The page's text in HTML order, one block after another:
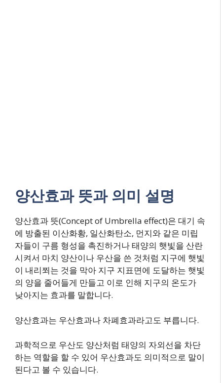
양산효과 뜻과 의미 설명
양산효과 뜻(Concept of Umbrella effect)은 대기 속
에 방출된 이산화황, 일산화탄소, 먼지와 같은 미립
자들이 구름 형성을 촉진하거나 태양의 햇빛을 산란
시켜서 마치 양산이나 우산을 쓴 것처럼 지구에 햇빛
이 내리쬐는 것을 막아 지구 지표면에 도달하는 햇빛
의 양을 줄어들게 만들고 이로 인해 지구의 온도가
낮아지는 효과를 말합니다.
양산효과는 우산효과나 차폐효과라고도 부릅니다.
과학적으로 우산도 양산처럼 태양의 자외선을 차단
하는 역할을 할 수 있어 우산효과도 의미적으로 말이
된다고 볼 수 있습니다.